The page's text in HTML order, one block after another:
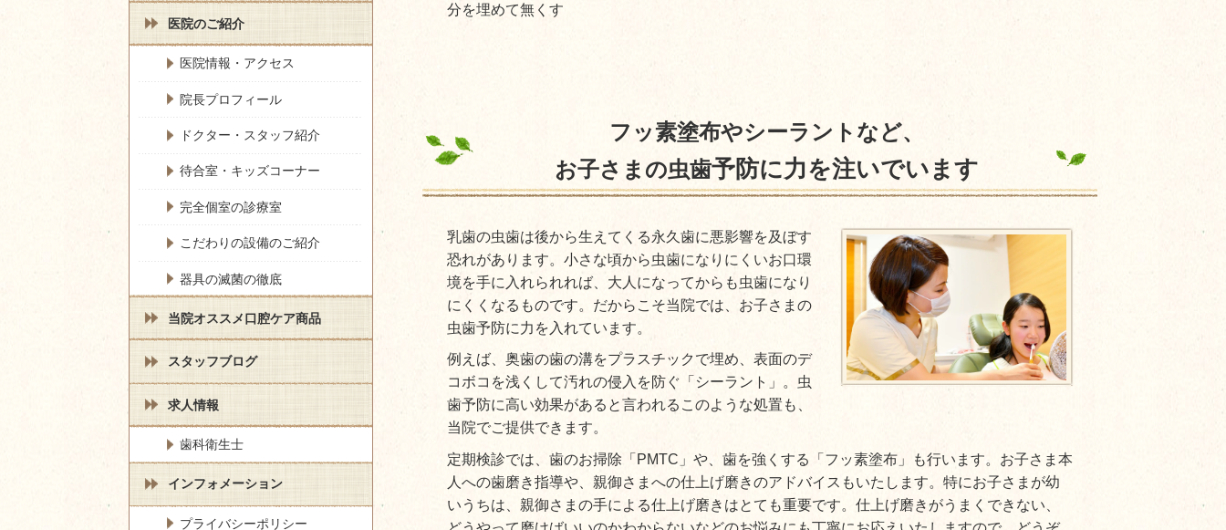
分を埋めて無くす
フッ素塗布やシーラントなど、
お子さまの虫歯予防に力を注いでいます
乳歯の虫歯は後から生えてくる永久歯に悪影響を及ぼす
恐れがあります。小さな頃から虫歯になりにくいお口環
境を手に入れられれば、大人になってからも虫歯になり
にくくなるものです。だからこそ当院では、お子さまの
虫歯予防に力を入れています。
例えば、奥歯の歯の溝をプラスチックで埋め、表面のデ
コボコを浅くして汚れの侵入を防ぐ「シーラント」。虫
歯予防に高い効果があると言われるこのような処置も、
当院でご提供できます。
定期検診では、歯のお掃除「 PMTC 」や、歯を強くする「フッ素塗布」も行います。お子さま本
人への歯磨き指導や、親御さまへの仕上げ磨きのアドバイスもいたします。特にお子さまが幼
いうちは、親御さまの手による仕上げ磨きはとても重要です。仕上げ磨きがうまくできない、
医院のご紹介
医院情報・アクセス
院長プロフィール
ドクター・スタッフ紹介
待合室・キッズコーナー
完全個室の診療室
こだわりの設備のご紹介
器具の滅菌の徹底
当院オススメ口腔ケア商品
スタッフブログ
求人情報
歯科衛生士
インフォメーション
プライバシーポリシー